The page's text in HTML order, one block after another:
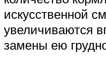
искусственной
увеличиваются
замены ею